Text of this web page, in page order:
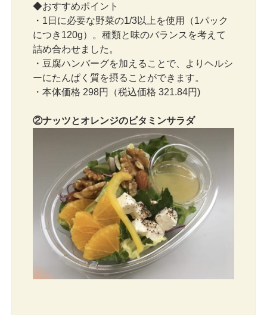
◆おすすめポイント
・1日に必要な野菜の1/3以上を使用（1パック
につき120g）。種類と味のバランスを考えて
詰め合わせました。
・豆腐ハンバーグを加えることで、よりヘルシ
ーにたんぱく質を摂ることができます。
・本体価格 298円（税込価格 321.84円)
②ナッツとオレンジのビタミンサラダ